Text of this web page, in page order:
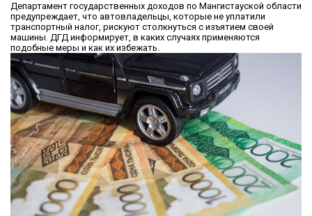
Департамент государственных доходов по Мангистауской области
предупреждает, что автовладельцы, которые не уплатили
транспортный налог, рискуют столкнуться с изъятием своей
машины. ДГД информирует, в каких случаях применяются
подобные меры и как их избежать.